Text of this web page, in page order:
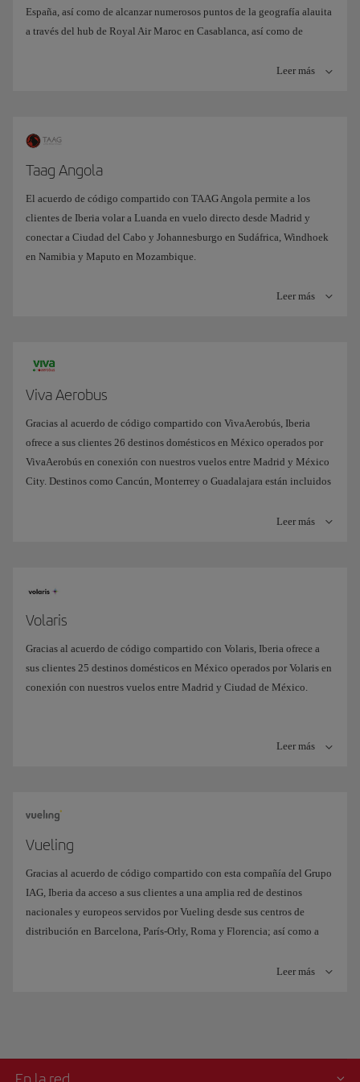
España, así como de alcanzar numerosos puntos de la geografía alauita
a través del hub de Royal Air Maroc en Casablanca, así como de
Casablanca en vuelos de Royal Air Maroc en conexión con nuestros
Leer más
Taag Angola
El acuerdo de código compartido con TAAG Angola permite a los
clientes de Iberia volar a Luanda en vuelo directo desde Madrid y
conectar a Ciudad del Cabo y Johannesburgo en Sudáfrica, Windhoek
en Namibia y Maputo en Mozambique.
Leer más
Viva Aerobus
Gracias al acuerdo de código compartido con VivaAerobús, Iberia
ofrece a sus clientes 26 destinos domésticos en México operados por
VivaAerobús en conexión con nuestros vuelos entre Madrid y México
City. Destinos como Cancún, Monterrey o Guadalajara están incluidos
Leer más
Volaris
Gracias al acuerdo de código compartido con Volaris, Iberia ofrece a
sus clientes 25 destinos domésticos en México operados por Volaris en
conexión con nuestros vuelos entre Madrid y Ciudad de México.
Leer más
Vueling
Gracias al acuerdo de código compartido con esta compañía del Grupo
IAG, Iberia da acceso a sus clientes a una amplia red de destinos
nacionales y europeos servidos por Vueling desde sus centros de
distribución en Barcelona, París-Orly, Roma y Florencia; así como a
Leer más